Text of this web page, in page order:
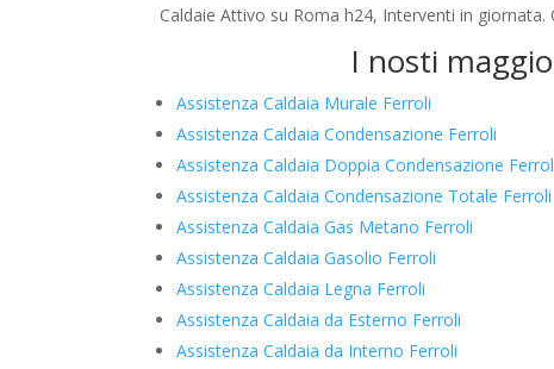
Caldaie Attivo su Roma h24, Interventi in giornata.
I nosti
Assistenza Caldaia Murale Ferroli
Assistenza Caldaia Condensazione Ferroli
Assistenza Caldaia Doppia Condensazione
Assistenza Caldaia Condensazione Totale Ferroli
Assistenza Caldaia Gas Metano Ferroli
Assistenza Caldaia Gasolio Ferroli
Assistenza Caldaia Legna Ferroli
Assistenza Caldaia da Esterno Ferroli
Assistenza Caldaia da Interno Ferroli